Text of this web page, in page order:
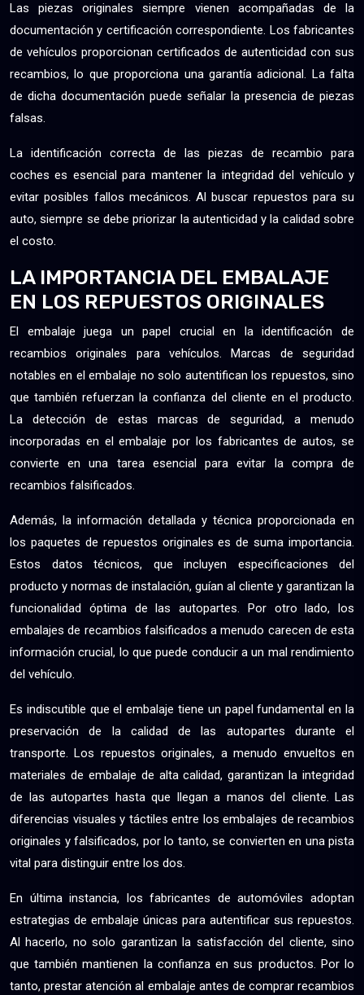
Las piezas originales siempre vienen acompañadas de la
documentación y certificación correspondiente. Los fabricantes
de vehículos proporcionan certificados de autenticidad con sus
recambios, lo que proporciona una garantía adicional. La falta
de dicha documentación puede señalar la presencia de piezas
falsas.
La identificación correcta de las piezas de recambio para
coches es esencial para mantener la integridad del vehículo y
evitar posibles fallos mecánicos. Al buscar repuestos para su
auto, siempre se debe priorizar la autenticidad y la calidad sobre
el costo.
LA IMPORTANCIA DEL EMBALAJE
EN LOS REPUESTOS ORIGINALES
El embalaje juega un papel crucial en la identificación de
recambios originales para vehículos. Marcas de seguridad
notables en el embalaje no solo autentifican los repuestos, sino
que también refuerzan la confianza del cliente en el producto.
La detección de estas marcas de seguridad, a menudo
incorporadas en el embalaje por los fabricantes de autos, se
convierte en una tarea esencial para evitar la compra de
recambios falsificados.
Además, la información detallada y técnica proporcionada en
los paquetes de repuestos originales es de suma importancia.
Estos datos técnicos, que incluyen especificaciones del
producto y normas de instalación, guían al cliente y garantizan la
funcionalidad óptima de las autopartes. Por otro lado, los
embalajes de recambios falsificados a menudo carecen de esta
información crucial, lo que puede conducir a un mal rendimiento
del vehículo.
Es indiscutible que el embalaje tiene un papel fundamental en la
preservación de la calidad de las autopartes durante el
transporte. Los repuestos originales, a menudo envueltos en
materiales de embalaje de alta calidad, garantizan la integridad
de las autopartes hasta que llegan a manos del cliente. Las
diferencias visuales y táctiles entre los embalajes de recambios
originales y falsificados, por lo tanto, se convierten en una pista
vital para distinguir entre los dos.
En última instancia, los fabricantes de automóviles adoptan
estrategias de embalaje únicas para autentificar sus repuestos.
Al hacerlo, no solo garantizan la satisfacción del cliente, sino
que también mantienen la confianza en sus productos. Por lo
tanto, prestar atención al embalaje antes de comprar recambios